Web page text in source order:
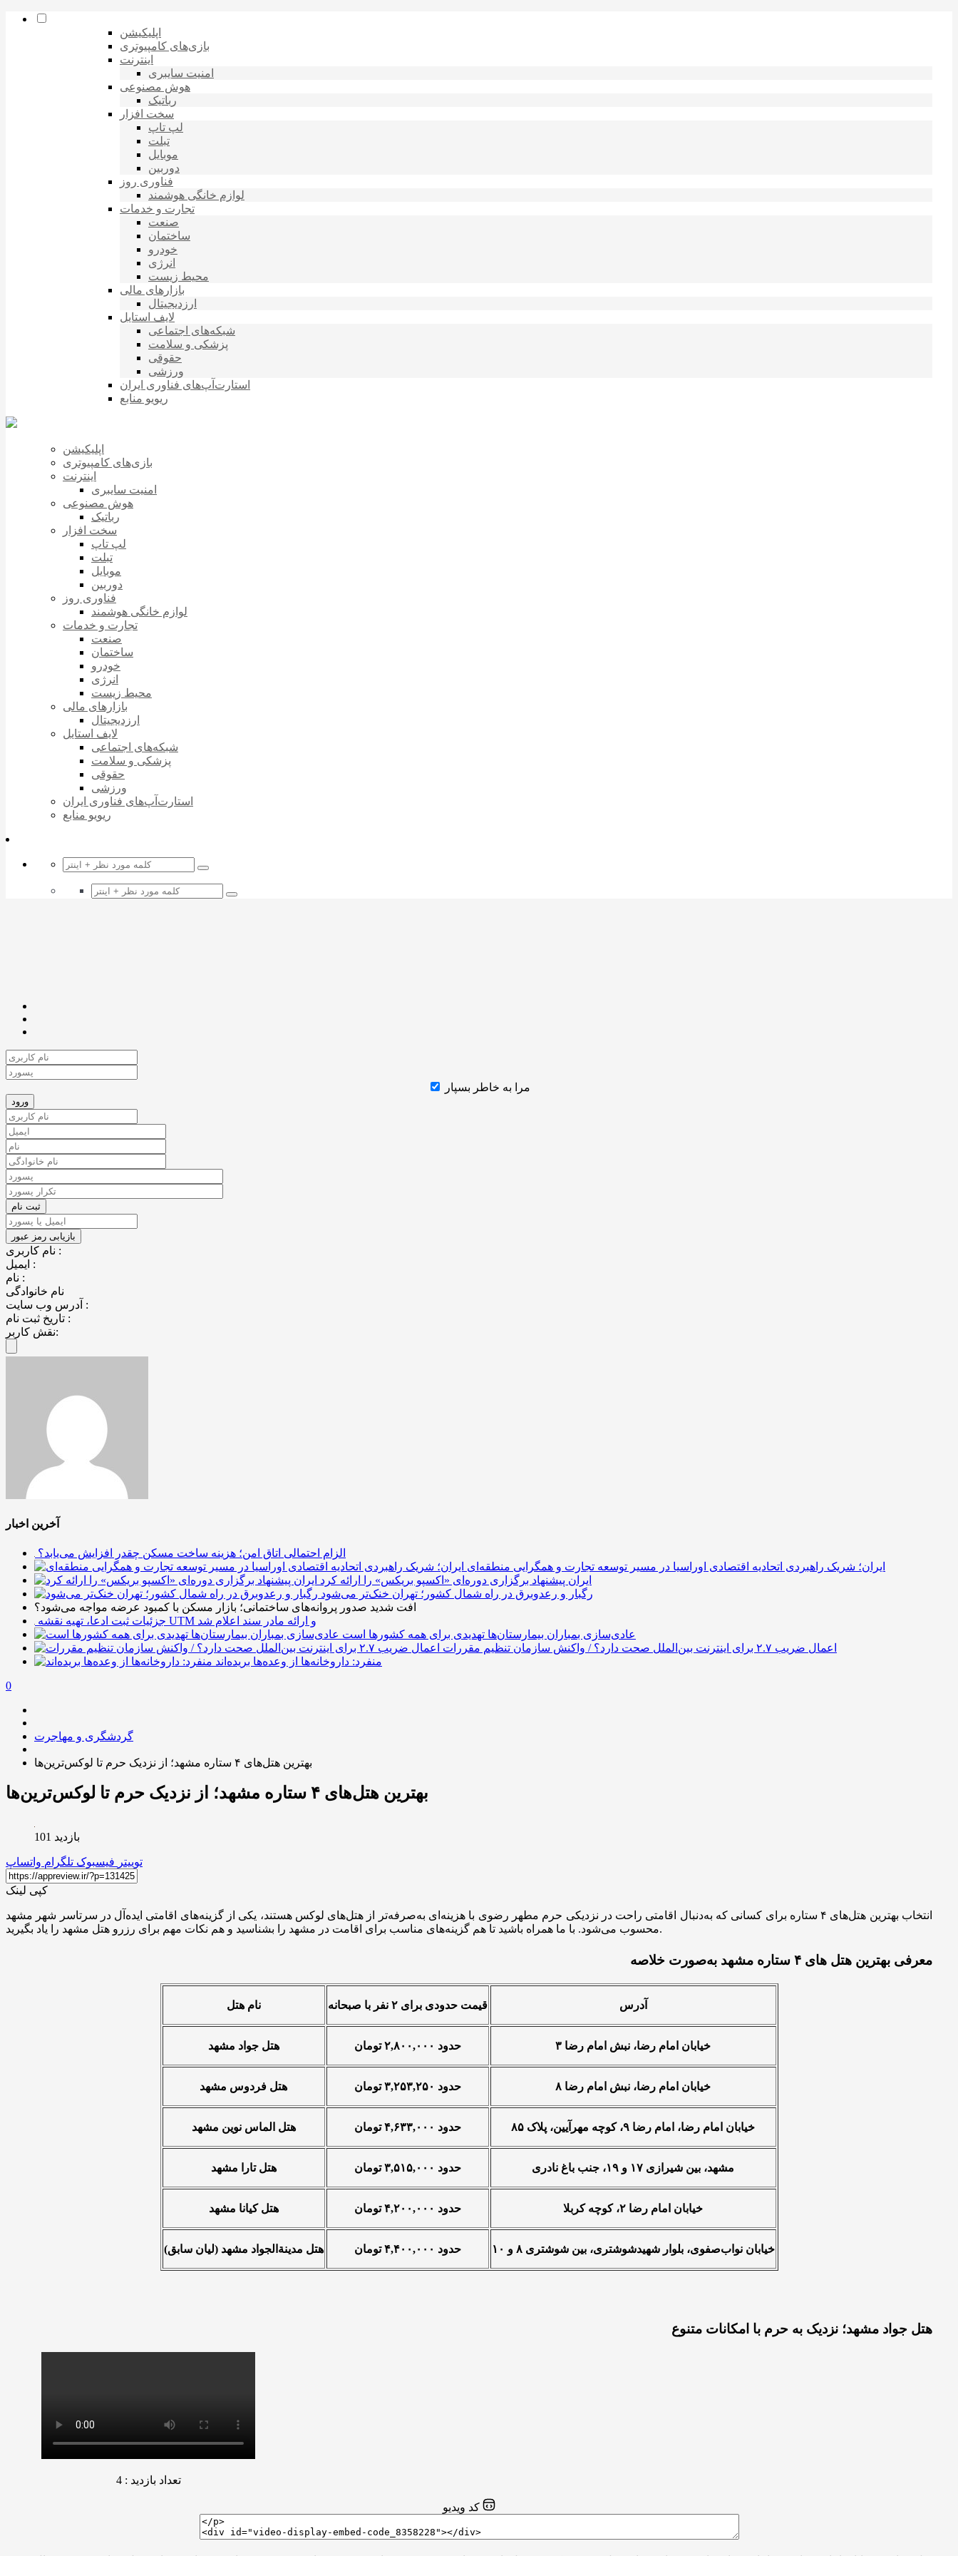
اپلیکیشن
بازی‌های کامپیوتری
اینترنت
امنیت سایبری
هوش مصنوعی
رباتیک
سخت افزار
لپ تاپ
تبلت
موبایل
دوربین
فناوری روز
لوازم خانگی هوشمند
تجارت و خدمات
صنعت
ساختمان
خودرو
انرژی
محیط زیست
بازارهای مالی
ارزدیجیتال
لایف استایل
شبکه‌های اجتماعی
پزشکی و سلامت
حقوقی
ورزشی
استارت‌آپ‌های فناوری ایران
ریویو منابع
اپلیکیشن
بازی‌های کامپیوتری
اینترنت
امنیت سایبری
هوش مصنوعی
رباتیک
سخت افزار
لپ تاپ
تبلت
موبایل
دوربین
فناوری روز
لوازم خانگی هوشمند
تجارت و خدمات
صنعت
ساختمان
خودرو
انرژی
محیط زیست
بازارهای مالی
ارزدیجیتال
لایف استایل
شبکه‌های اجتماعی
پزشکی و سلامت
حقوقی
ورزشی
استارت‌آپ‌های فناوری ایران
ریویو منابع
مرا به خاطر بسپار
نام کاربری :
ایمیل :
نام :
نام خانوادگی
آدرس وب سایت :
تاریخ ثبت نام :
نقش کاربر:
آخرین اخبار
الزام احتمالی اتاق امن؛ هزینه ساخت مسکن چقدر افزایش می‌یابد؟
ایران؛ شریک راهبردی اتحادیه اقتصادی اوراسیا در مسیر توسعه تجارت و همگرایی منطقه‌ای
ایران پیشنهاد برگزاری دوره‌ای «اکسپو بریکس» را ارائه کرد
رگبار و رعدوبرق در راه شمال کشور؛ تهران خنک‌تر می‌شود
افت شدید صدور پروانه‌های ساختمانی؛ بازار مسکن با کمبود عرضه مواجه می‌شود؟
جزئیات ثبت ادعا، تهیه نقشه UTM و ارائه مادر سند اعلام شد
عادی‌سازی بمباران بیمارستان‌ها تهدیدی برای همه کشورها است
اعمال ضریب ۲.۷ برای اینترنت بین‌الملل صحت دارد؟ / واکنش سازمان تنظیم مقررات
منفرد: داروخانه‌ها از وعده‌ها بریده‌اند
0
گردشگری و مهاجرت
بهترین هتل‌های ۴ ستاره مشهد؛ از نزدیک‌ حرم تا لوکس‌ترین‌ها
بهترین هتل‌های ۴ ستاره مشهد؛ از نزدیک‌ حرم تا لوکس‌ترین‌ها
بازدید 101
توییتر فیسبوک تلگرام واتساپ
کپی لینک
انتخاب بهترین هتل‌های ۴ ستاره برای کسانی که به‌دنبال اقامتی راحت در نزدیکی حرم مطهر رضوی با هزینه‌ای به‌صرفه‌تر از هتل‌های لوکس هستند، یکی از گزینه‌های اقامتی ایده‌آل در سرتاسر شهر مشهد
محسوب می‌شود. با ما همراه باشید تا هم گزینه‌های مناسب برای اقامت در مشهد را بشناسید و هم نکات مهم برای رزرو هتل مشهد را یاد بگیرید.
معرفی بهترین هتل‌ های ۴ ستاره مشهد به‌صورت خلاصه
نام هتل قیمت حدودی برای ۲ نفر با صبحانه آدرس
هتل جواد مشهد حدود ۲,۸۰۰,۰۰۰ تومان خیابان امام رضا، نبش امام رضا ۳
هتل فردوس مشهد حدود ۳,۲۵۳,۲۵۰ تومان خیابان امام رضا، نبش امام رضا ۸
هتل الماس نوین مشهد حدود ۴,۶۳۳,۰۰۰ تومان خیابان امام رضا، امام رضا ۹، کوچه مهرآیین، پلاک ۸۵
هتل تارا مشهد حدود ۳,۵۱۵,۰۰۰ تومان مشهد، بین شیرازی ۱۷ و ۱۹، جنب باغ نادری
هتل کیانا مشهد حدود ۴,۲۰۰,۰۰۰ تومان خیابان امام رضا ۲، کوچه کربلا
هتل مدینةالجواد مشهد (لیان سابق) حدود ۴,۴۰۰,۰۰۰ تومان خیابان نواب‌صفوی، بلوار شهید‌شوشتری، بین شوشتری ۸ و ۱۰
هتل جواد مشهد؛ نزدیک به حرم با امکانات متنوع
تعداد بازدید : 4